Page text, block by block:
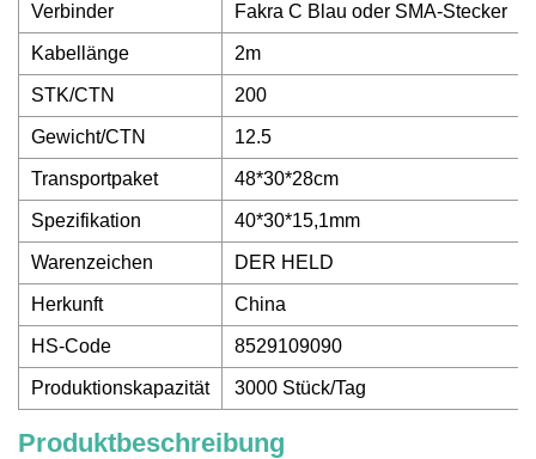
Verbinder Fakra C Blau oder SMA-Stecker
Kabellänge 2m
STK/CTN 200
Gewicht/CTN 12.5
Transportpaket 48*30*28cm
Spezifikation 40*30*15,1mm
Warenzeichen DER HELD
Herkunft China
HS-Code 8529109090
Produktionskapazität 3000 Stück/Tag
Produktbeschreibung